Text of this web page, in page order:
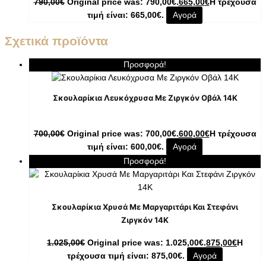
790,00€ Original price was: 790,00€.665,00€Η τρέχουσα
τιμή είναι: 665,00€.
Αγορά
Σχετικά προϊόντα
Προσφορά!
Σκουλαρίκια Λευκόχρυσα Με Ζιργκόν Οβάλ 14K
700,00€ Original price was: 700,00€.600,00€Η τρέχουσα
τιμή είναι: 600,00€.
Αγορά
Προσφορά!
Σκουλαρίκια Χρυσά Με Μαργαριτάρι Και Στεφάνι
Ζιργκόν 14K
1.025,00€ Original price was: 1.025,00€.875,00€ Η
τρέχουσα τιμή είναι: 875,00€.
Αγορά